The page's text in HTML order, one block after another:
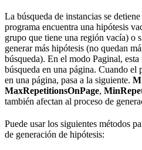
La búsqueda de instancias se
programa encuentra una hipótesis
grupo que tiene una región vacía) o
generar más hipótesis (no quedan
búsqueda). En el modo Paginal,
búsqueda en una página. Cuando el
en una página, pasa a la siguiente.
MaxRepetitionsOnPage,
también afectan al proceso de
Puede usar los siguientes métodos
de generación de hipótesis: